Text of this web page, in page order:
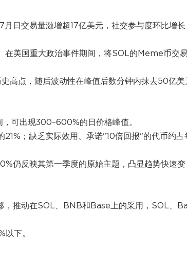
日交易量激增超17亿美元，社交参与度环比增长
美国重大政治事件期间，将SOL的Meme币交
高点，随后波动性在峰值后数分钟内抹去50亿美
可出现300–600%的日价格峰值。
；缺乏实际效用、承诺"10倍回报"的代币约占
仍反映其第一季度的原始主题，凸显趋势快速变
，推动在SOL、BNB和Base上的采用，SOL、
下。